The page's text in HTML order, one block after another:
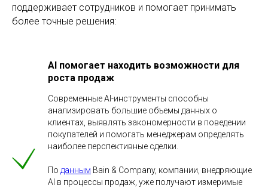
поддерживает сотрудников и помогает принимать
более точные решения:
AI помогает находить возможности для
роста продаж
Современные AI-инструменты способны
анализировать большие объемы данных о
клиентах, выявлять закономерности в поведении
покупателей и помогать менеджерам определять
наиболее перспективные сделки.
По данным Bain & Company, компании, внедряющие
AI в процессы продаж, уже получают измеримые